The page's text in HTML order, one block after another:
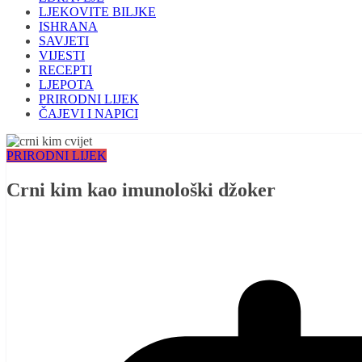
LJEKOVITE BILJKE
ISHRANA
SAVJETI
VIJESTI
RECEPTI
LJEPOTA
PRIRODNI LIJEK
ČAJEVI I NAPICI
PRIRODNI LIJEK
Crni kim kao imunološki džoker